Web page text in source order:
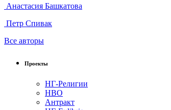
Анастасия Башкатова
Петр Спивак
Все авторы
Проекты
НГ-Религии
НВО
Антракт